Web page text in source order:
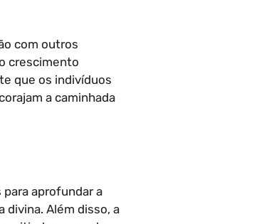
com outros
crescimento
que os indivíduos
a caminhada
aprofundar a
divina. Além disso, a